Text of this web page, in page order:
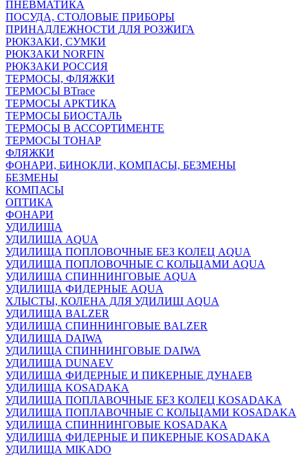
ПНЕВМАТИКА
ПОСУДА, СТОЛОВЫЕ ПРИБОРЫ
ПРИНАДЛЕЖНОСТИ ДЛЯ РОЗЖИГА
РЮКЗАКИ, СУМКИ
РЮКЗАКИ NORFIN
РЮКЗАКИ РОССИЯ
ТЕРМОСЫ, ФЛЯЖКИ
ТЕРМОСЫ BTrace
ТЕРМОСЫ АРКТИКА
ТЕРМОСЫ БИОСТАЛЬ
ТЕРМОСЫ В АССОРТИМЕНТЕ
ТЕРМОСЫ ТОНАР
ФЛЯЖКИ
ФОНАРИ, БИНОКЛИ, КОМПАСЫ, БЕЗМЕНЫ
БЕЗМЕНЫ
КОМПАСЫ
ОПТИКА
ФОНАРИ
УДИЛИЩА
УДИЛИЩА AQUA
УДИЛИЩА ПОПЛОВОЧНЫЕ БЕЗ КОЛЕЦ AQUA
УДИЛИЩА ПОПЛОВОЧНЫЕ С КОЛЬЦАМИ AQUA
УДИЛИЩА СПИННИНГОВЫЕ AQUA
УДИЛИЩА ФИДЕРНЫЕ AQUA
ХЛЫСТЫ, КОЛЕНА ДЛЯ УДИЛИЩ AQUA
УДИЛИЩА BALZER
УДИЛИЩА СПИННИНГОВЫЕ BALZER
УДИЛИЩА DAIWA
УДИЛИЩА СПИННИНГОВЫЕ DAIWA
УДИЛИЩА DUNAEV
УДИЛИЩА ФИДЕРНЫЕ И ПИКЕРНЫЕ ДУНАЕВ
УДИЛИЩА KOSADAKA
УДИЛИЩА ПОПЛАВОЧНЫЕ БЕЗ КОЛЕЦ KOSADAKA
УДИЛИЩА ПОПЛАВОЧНЫЕ С КОЛЬЦАМИ KOSADAKA
УДИЛИЩА СПИННИНГОВЫЕ KOSADAKA
УДИЛИЩА ФИДЕРНЫЕ И ПИКЕРНЫЕ KOSADAKA
УДИЛИЩА MIKADO